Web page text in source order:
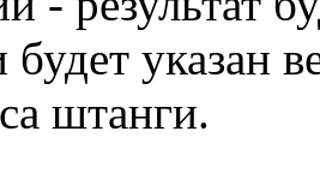
будет указан
штанги.